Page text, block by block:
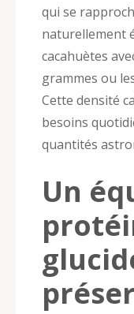
qui se
naturellement
cacahuètes
grammes ou
Cette densité
besoins
quantités
Un